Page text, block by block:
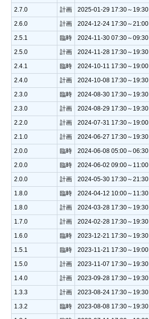
2.7.0
計画 2025-01-29 17:30～19:30
2.6.0
計画 2024-12-24 17:30～21:00
2.5.1
臨時 2024-11-30 07:30～09:30
2.5.0
計画 2024-11-28 17:30～19:30
2.4.1
臨時 2024-10-11 17:30～19:00
2.4.0
計画 2024-10-08 17:30～19:30
2.3.0
臨時 2024-08-30 17:30～19:30
2.3.0
計画 2024-08-29 17:30～19:30
2.2.0
計画 2024-07-31 17:30～19:00
2.1.0
計画 2024-06-27 17:30～19:30
2.0.0
臨時 2024-06-08 05:00～06:30
2.0.0
臨時 2024-06-02 09:00～11:00
2.0.0
計画 2024-05-30 17:30～21:30
1.8.0
臨時 2024-04-12 10:00～11:30
1.8.0
計画 2024-03-28 17:30～19:30
1.7.0
計画 2024-02-28 17:30～19:30
1.6.0
臨時 2023-12-21 17:30～19:30
1.5.1
臨時 2023-11-21 17:30～19:00
1.5.0
計画 2023-11-07 17:30～19:30
1.4.0
計画 2023-09-28 17:30～19:30
1.3.3
計画 2023-08-24 17:30～19:30
1.3.2
臨時 2023-08-08 17:30～19:30